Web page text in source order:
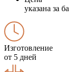
указана за
Изготовление
от 5 дней